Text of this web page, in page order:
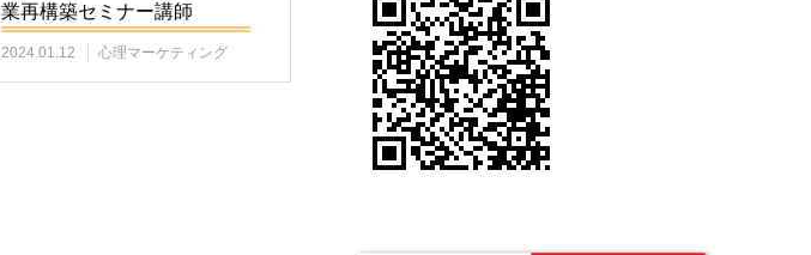
業再構築セミナー講師
2024.01.12 心理マーケティング